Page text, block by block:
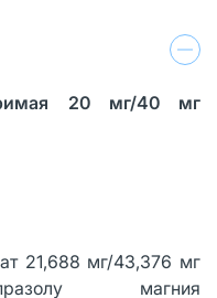
20 мг/40
мг
21,688 мг/43,376 мг
магния